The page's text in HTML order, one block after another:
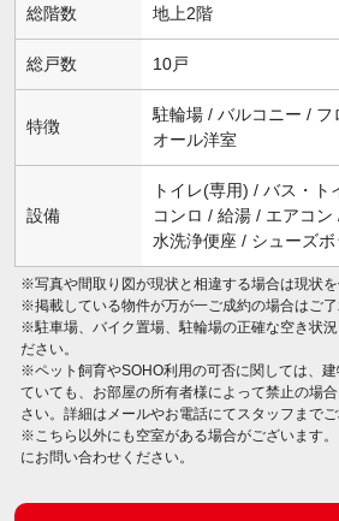
総階数 地上2階
総戸数 10戸
特徴
駐輪場 / バルコニー /
オール洋室
設備
トイレ(専用) / バス・
コンロ / 給湯 / エアコ
水洗浄便座 / シューズ
※写真や間取り図が現状と相違する場合は現状を
※掲載している物件が万が一ご成約の場合はご了
※駐車場、バイク置場、駐輪場の正確な空き状
ださい。
※ペット飼育やSOHO利用の可否に関しては、
ていても、お部屋の所有者様によって禁止の場
さい。詳細はメールやお電話にてスタッフまでご
※こちら以外にも空室がある場合がございます
にお問い合わせください。